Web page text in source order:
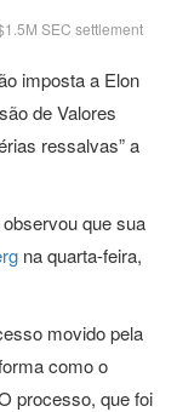
SEC settlement
imposta a Elon
de Valores
ressalvas” a
que sua
na quarta-feira,
movido pela
como o
processo, que foi